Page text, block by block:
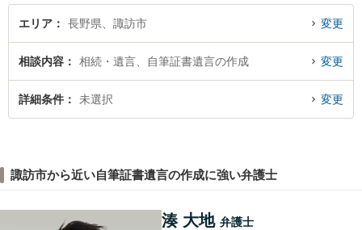
エリア 長野県、諏訪市 変更
相談内容 相続・遺言、自筆証書遺言の作成 変更
詳細条件 未選択 変更
諏訪市から近い自筆証書遺言の作成に強い弁護士
湊 大地 弁護士